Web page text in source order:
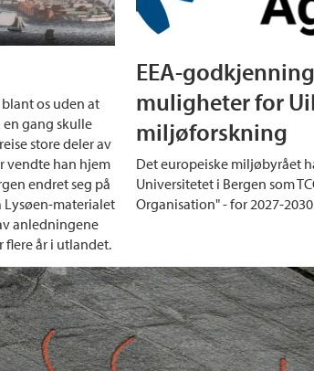
os uden at
gang skulle
store deler av
vendte han hjem
endret seg på
Lysøen-materialet
anledningene
flere år i utlandet.
EEA-
muligheter for
miljøforskning
Det europeiske miljøbyrået
Universitetet i Bergen som
Organisation" - for 2027-